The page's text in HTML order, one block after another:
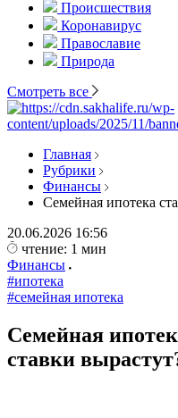
Происшествия
Коронавирус
Православие
Природа
Смотреть все
Главная
Рубрики
Финансы
Семейная ипотека
20.06.2026 16:56
чтение: 1 мин
Финансы
#ипотека
#семейная ипотека
Семейная
ставки